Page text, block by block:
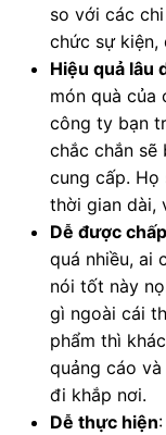
so với các
chức sự
Hiệu quả lâu
món quà của
công ty bạn
chắc chắn sẽ
cung cấp. Họ
thời gian dài,
Dễ được
quá nhiều, ai
nói tốt này
gì ngoài cái
phẩm thì
quảng cáo
đi khắp nơi.
Dễ thực hiện